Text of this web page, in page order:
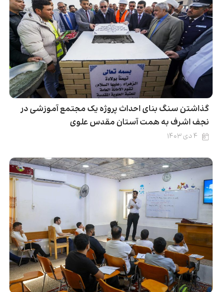
گذاشتن سنگ بنای احداث پروژه یک مجتمع آموزشی در
نجف اشرف به همت آستان مقدس علوی
۴ دی ۱۴۰۳